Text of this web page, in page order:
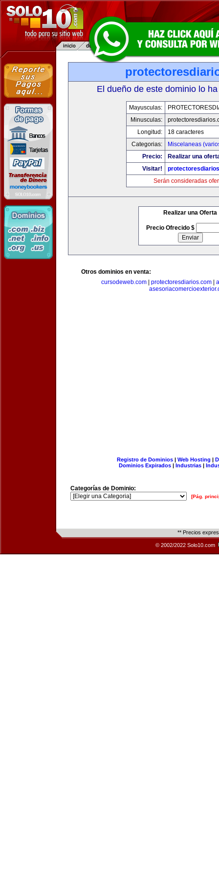
El dueño de este dominio lo
Mayusculas:
Minusculas:
Longitud:
18 caracteres
Categorias:
Miscelaneas
Precio:
Realizar una
Visitar!
Serán consideradas
Realizar una Oferta
Precio Ofrecido $
Otros dominios en venta:
cursodeweb.com
protectoresdiarios.com
Registro de Dominios| Web Hosting |
Dominios Expirados | Industrias |
Categorías de Dominio:
[Pág.
** Precios
© 2002/2022 Solo10.com